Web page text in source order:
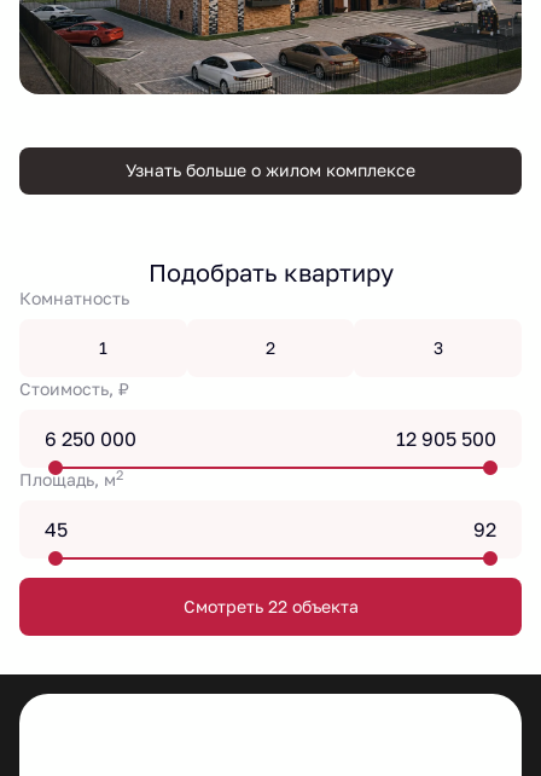
Узнать больше о жилом комплексе
Подобрать квартиру
Комнатность
1 2
3
Стоимость, ₽
Площадь, м2
Смотреть 22 объекта